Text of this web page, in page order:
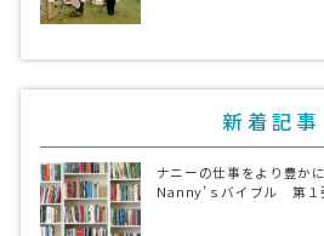
新着記事
ナニーの仕事をより豊か
Nanny’ｓバイブル 第１